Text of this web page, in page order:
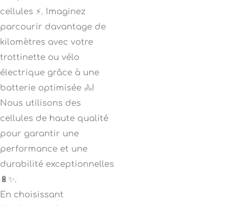
cellules ⚡. Imaginez
parcourir davantage de
kilomètres avec votre
trottinette ou vélo
électrique grâce à une
batterie optimisée 🚴!
Nous utilisons des
cellules de haute qualité
pour garantir une
performance et une
durabilité exceptionnelles
🔋✨.
En choisissant